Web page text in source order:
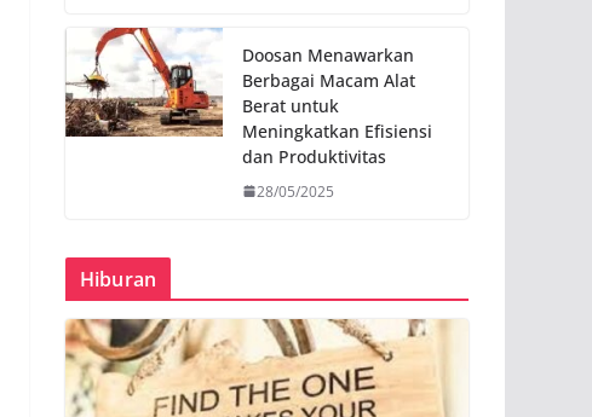
Doosan Menawarkan
Berbagai Macam Alat
Berat untuk
Meningkatkan Efisiensi
dan Produktivitas
28/05/2025
Hiburan